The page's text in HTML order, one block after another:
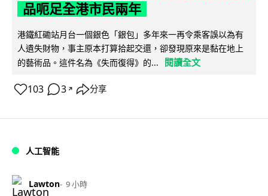
品呃足全港市民兩年
港鐵紅磡站月台一個銀色「銀包」多年來一再令乘客誤以為有
人遺失財物，事主原本打算拾起交還，卻發現原來是黏在地上
的藝術品。這件名為《失而復得》的...
閱讀全文
103 3 ↗ 分享
人工智能
Lawton 9 小時